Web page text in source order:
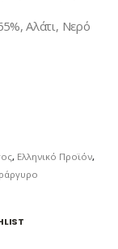
Αλάτι, Νερό
, Ελληνικό Προϊόν,